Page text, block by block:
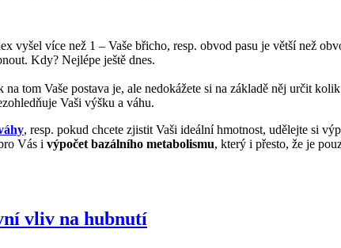
vyšel více než 1 – Vaše břicho, resp. obvod pasu je větší než
Kdy? Nejlépe ještě dnes.
tom Vaše postava je, ale nedokážete si na základě něj určit
Vaši výšku a váhu.
, resp. pokud chcete zjistit Vaši ideální hmotnost, udělejte si
Vás i výpočet bazálního metabolismu, který i přesto, že je
vliv na hubnutí